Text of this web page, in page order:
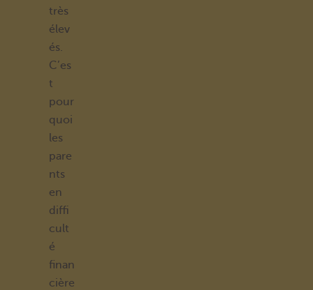
très
élev
és.
C’es
t
pour
quoi
les
pare
nts
en
diffi
cult
é
finan
cière